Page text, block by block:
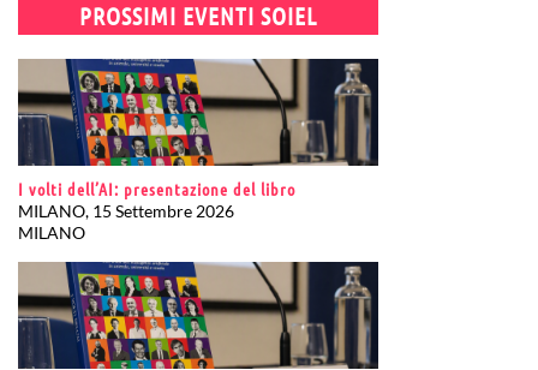
PROSSIMI EVENTI SOIEL
I volti dell’AI: presentazione del libro
MILANO, 15 Settembre 2026
MILANO